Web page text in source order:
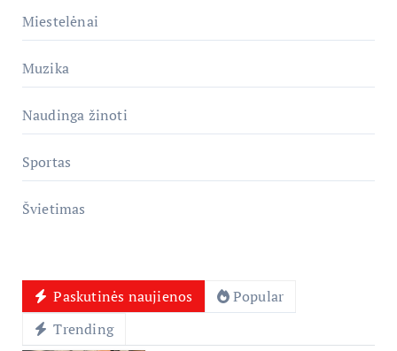
Miestelėnai
Muzika
Naudinga žinoti
Sportas
Švietimas
Paskutinės naujienos
Popular
Trending